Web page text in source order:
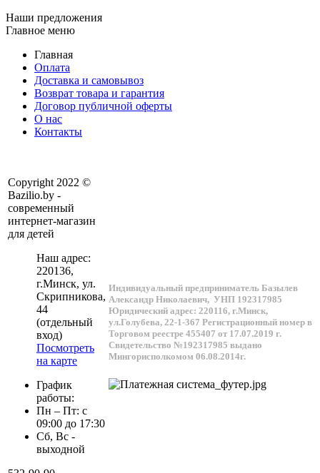
Наши предложения
Главное меню
Главная
Оплата
Доставка и самовывоз
Возврат товара и гарантия
Договор публичной оферты
О нас
Контакты
Copyright 2022 ©
Bazilio.by -
современный
интернет-магазин
для детей
Наш адрес:
220136,
г.Минск, ул.
Скрипникова,
44
(отдельный
вход)
Посмотреть
на карте
График
работы:
Пн – Пт: с
09:00 до 17:30
Сб, Вс -
выходной
Индивидуальный предприниматель Базылев
Александр Николаевич, УНП 192317985
Юридический адрес: 220116, г.Минск,
ул.Голубева, 22-1-367 Регистрационный номер в
Торговом реестре 455407 от 17.07.2019 г.
Свидетельство №192317985 выдано
Мингорисполкомом 06.08.2014г.